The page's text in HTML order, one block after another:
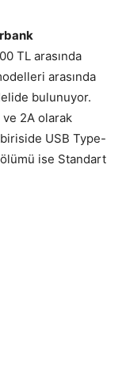
TL arasında
arasında
bulunuyor.
2A olarak
USB Type-
ise Standart